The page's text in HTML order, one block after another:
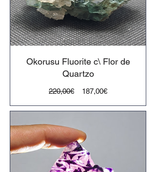
Okorusu Fluorite c\ Flor de
Quartzo
220,00€
Preço
187,00€Preço